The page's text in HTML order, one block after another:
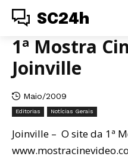
SC24h
1ª Mostra
Joinville
Maio/2009
Editorias Notícias Gerais
Joinville – O site da 1ª